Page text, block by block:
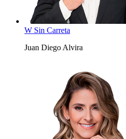
W Sin Carreta
Juan Diego Alvira